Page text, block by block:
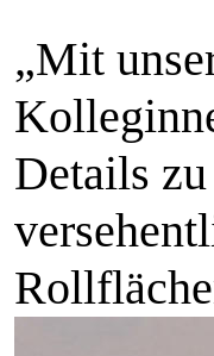
„Mit
Details